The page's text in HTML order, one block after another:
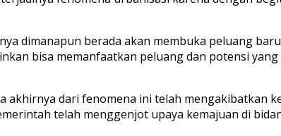
dimanapun berada akan membuka peluang
bisa memanfaatkan peluang dan potensi
akhirnya dari fenomena ini telah mengakibatkan
telah menggenjot upaya kemajuan di